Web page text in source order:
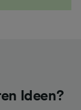
Ideen?